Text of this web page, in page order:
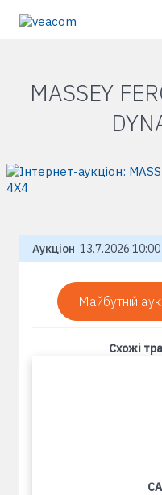
MASSEY
Аукціон 13.7.2026
Майбутній
Схожі